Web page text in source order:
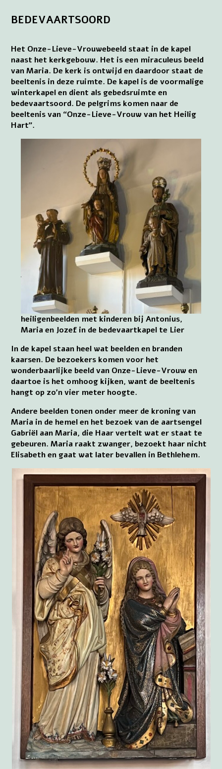
BEDEVAARTSOORD
Het Onze-Lieve-Vrouwebeeld staat in de kapel
naast het kerkgebouw. Het is een miraculeus beeld
van Maria. De kerk is ontwijd en daardoor staat de
beeltenis in deze ruimte. De kapel is de voormalige
winterkapel en dient als gebedsruimte en
bedevaartsoord. De pelgrims komen naar de
beeltenis van “Onze-Lieve-Vrouw van het Heilig
Hart”.
heiligenbeelden met kinderen bij Antonius,
Maria en Jozef in de bedevaartkapel te Lier
In de kapel staan heel wat beelden en branden
kaarsen. De bezoekers komen voor het
wonderbaarlijke beeld van Onze-Lieve-Vrouw en
daartoe is het omhoog kijken, want de beeltenis
hangt op zo’n vier meter hoogte.
Andere beelden tonen onder meer de kroning van
Maria in de hemel en het bezoek van de aartsengel
Gabriël aan Maria, die Haar vertelt wat er staat te
gebeuren. Maria raakt zwanger, bezoekt haar nicht
Elisabeth en gaat wat later bevallen in Bethlehem.